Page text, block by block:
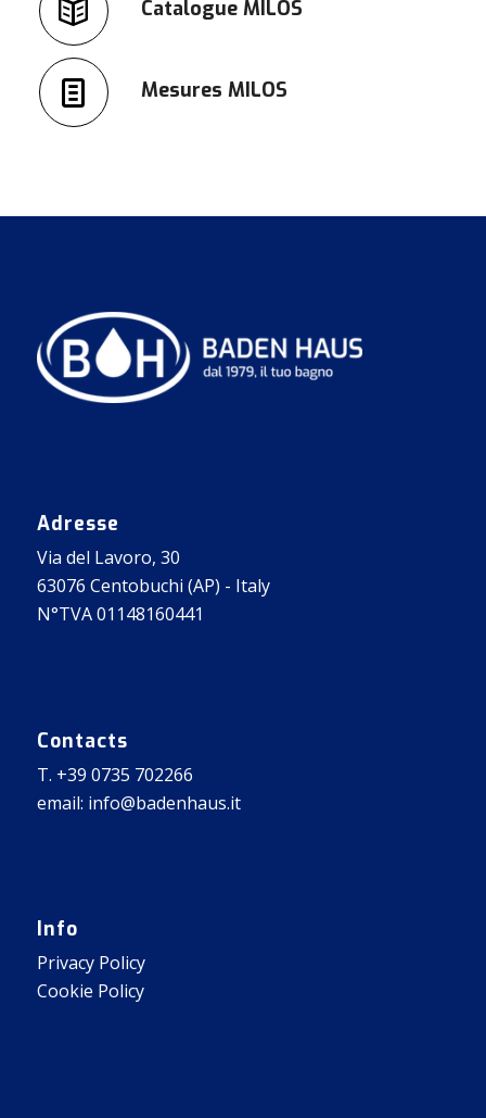
Catalogue MILOS
Mesures MILOS
Adresse
Via del Lavoro, 30
63076 Centobuchi (AP) - Italy
N°TVA 01148160441
Contacts
T. +39 0735 702266
email: info@badenhaus.it
Info
Privacy Policy
Cookie Policy